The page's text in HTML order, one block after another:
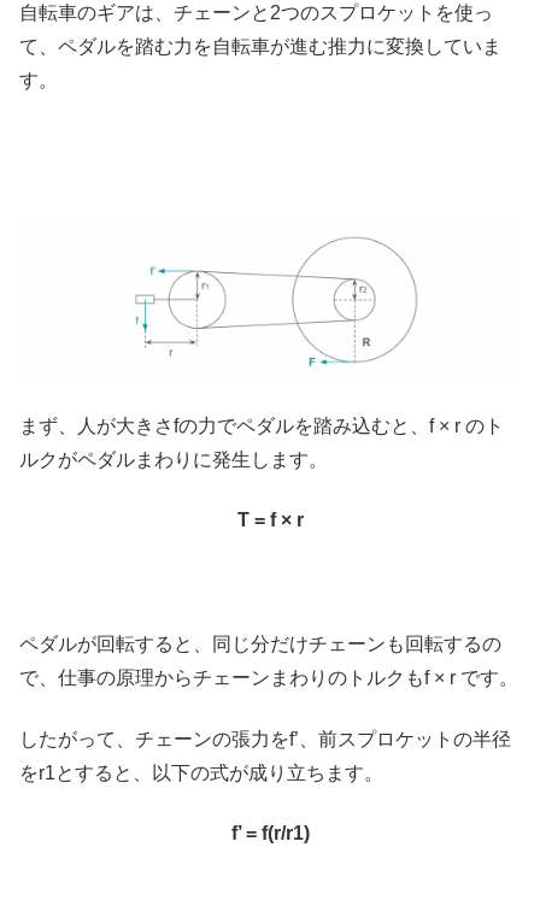
自転車のギアは、チェーンと2つのスプロケットを使っ
て、ペダルを踏む力を自転車が進む推力に変換していま
す。
まず、人が大きさfの力でペダルを踏み込むと、f × r のト
ルクがペダルまわりに発生します。
T = f × r
ペダルが回転すると、同じ分だけチェーンも回転するの
で、仕事の原理からチェーンまわりのトルクもf × r です。
したがって、チェーンの張力をf’、前スプロケットの半径
をr1とすると、以下の式が成り立ちます。
f’ = f(r/r1)